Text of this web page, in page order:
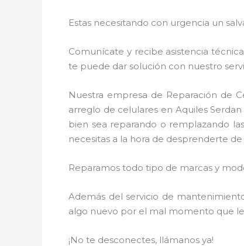
Estas necesitando con urgencia un
Comunícate y recibe asistencia
te puede dar solución con nuestro
Nuestra empresa de Reparación de
arreglo de celulares en Aquiles
bien sea reparando o remplazando
necesitas a la hora de desprenderte
Reparamos todo tipo de marcas y
Además del servicio de
algo nuevo por el mal momento que le
¡No te desconectes, llámanos ya!